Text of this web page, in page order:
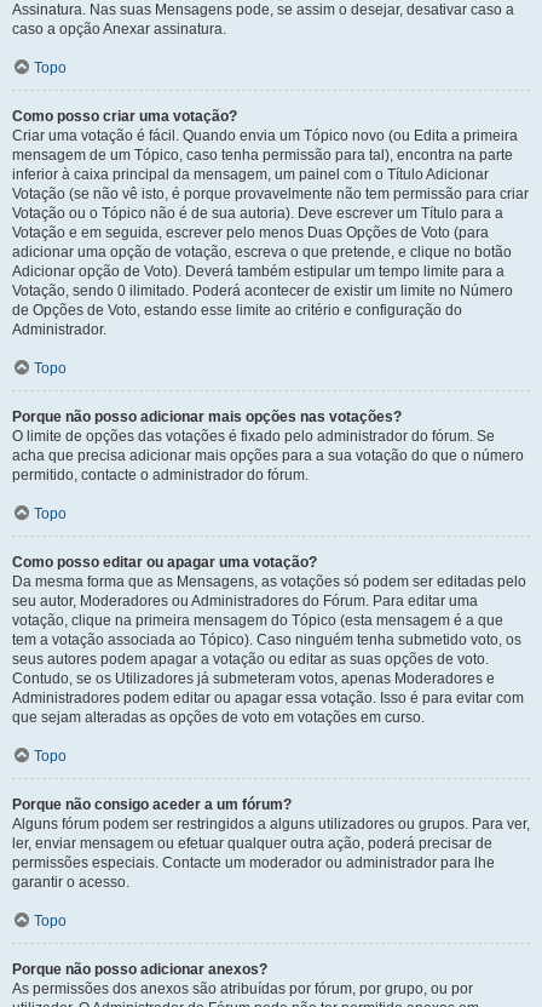
Assinatura. Nas suas Mensagens pode, se assim o desejar, desativar caso a
caso a opção Anexar assinatura.
Topo
Como posso criar uma votação?
Criar uma votação é fácil. Quando envia um Tópico novo (ou Edita a primeira
mensagem de um Tópico, caso tenha permissão para tal), encontra na parte
inferior à caixa principal da mensagem, um painel com o Título Adicionar
Votação (se não vê isto, é porque provavelmente não tem permissão para criar
Votação ou o Tópico não é de sua autoria). Deve escrever um Título para a
Votação e em seguida, escrever pelo menos Duas Opções de Voto (para
adicionar uma opção de votação, escreva o que pretende, e clique no botão
Adicionar opção de Voto). Deverá também estipular um tempo limite para a
Votação, sendo 0 ilimitado. Poderá acontecer de existir um limite no Número
de Opções de Voto, estando esse limite ao critério e configuração do
Administrador.
Topo
Porque não posso adicionar mais opções nas votações?
O limite de opções das votações é fixado pelo administrador do fórum. Se
acha que precisa adicionar mais opções para a sua votação do que o número
permitido, contacte o administrador do fórum.
Topo
Como posso editar ou apagar uma votação?
Da mesma forma que as Mensagens, as votações só podem ser editadas pelo
seu autor, Moderadores ou Administradores do Fórum. Para editar uma
votação, clique na primeira mensagem do Tópico (esta mensagem é a que
tem a votação associada ao Tópico). Caso ninguém tenha submetido voto, os
seus autores podem apagar a votação ou editar as suas opções de voto.
Contudo, se os Utilizadores já submeteram votos, apenas Moderadores e
Administradores podem editar ou apagar essa votação. Isso é para evitar com
que sejam alteradas as opções de voto em votações em curso.
Topo
Porque não consigo aceder a um fórum?
Alguns fórum podem ser restringidos a alguns utilizadores ou grupos. Para ver,
ler, enviar mensagem ou efetuar qualquer outra ação, poderá precisar de
permissões especiais. Contacte um moderador ou administrador para lhe
garantir o acesso.
Topo
Porque não posso adicionar anexos?
As permissões dos anexos são atribuídas por fórum, por grupo, ou por